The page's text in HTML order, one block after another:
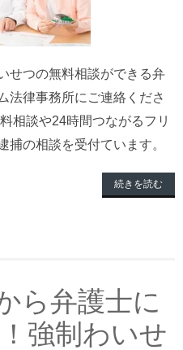
せつの無料相談ができる弁
法律事務所にご連絡くださ
相談や24時間つながるフリ
捕の相談を受付ています。
続きを読む
ら弁護士に
強制わいせ